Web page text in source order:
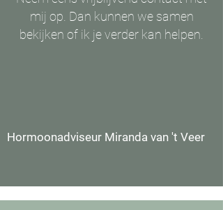
mij op. Dan kunnen we samen
bekijken of ik je verder kan helpen.
Hormoonadviseur Miranda van 't Veer